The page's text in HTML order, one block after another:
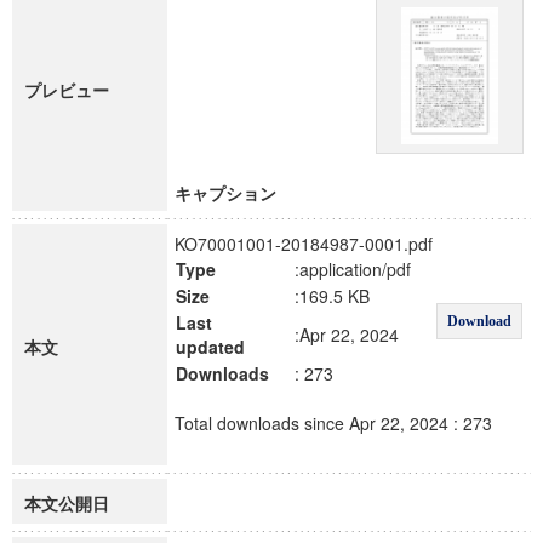
プレビュー
キャプション
本文
KO70001001-20184987-0001.pdf
Type
:application/pdf
Download
Size
:169.5 KB
Last
updated
:Apr 22, 2024
Downloads
: 273
Total downloads since Apr 22, 2024 : 273
本文公開日